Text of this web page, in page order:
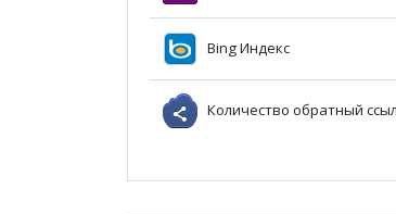
Bing Индекс
Количество обратный